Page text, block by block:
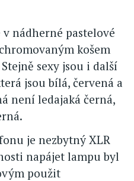
nádherné pastelové
košem
sexy jsou i další
jsou bílá, červená a
není ledajaká černá,
je nezbytný XLR
napájet lampu byl
použit